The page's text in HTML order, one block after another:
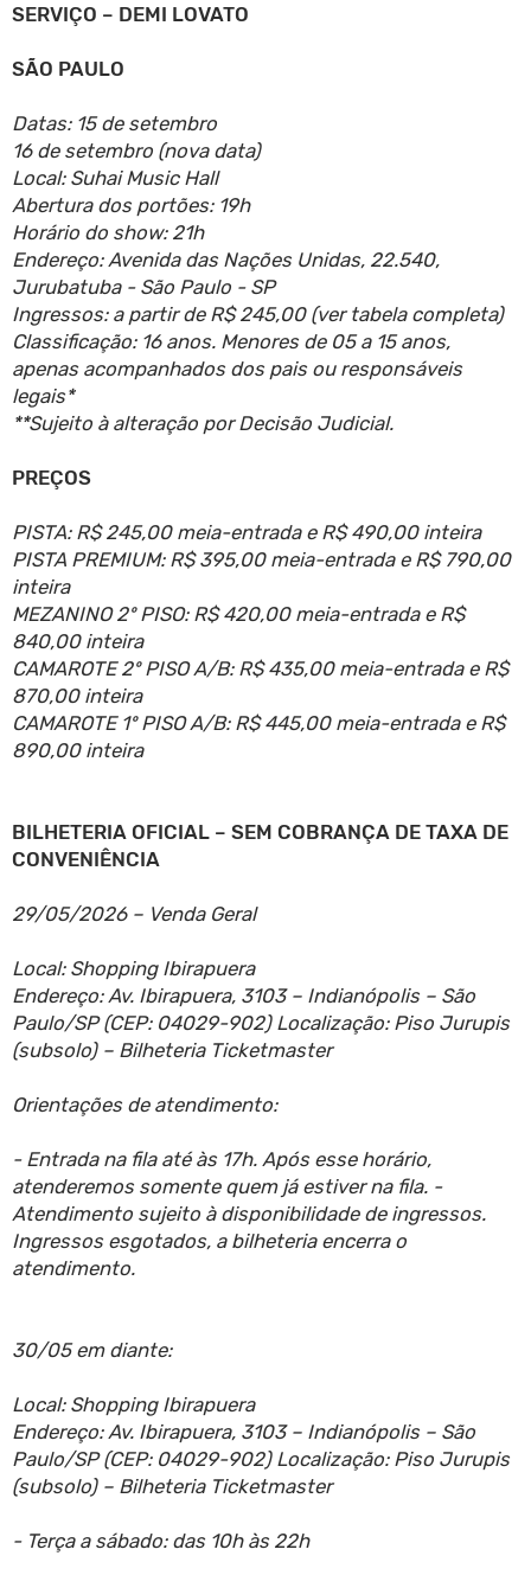
SERVIÇO – DEMI LOVATO
SÃO PAULO
Datas: 15 de setembro
16 de setembro (nova data)
Local: Suhai Music Hall
Abertura dos portões: 19h
Horário do show: 21h
Endereço: Avenida das Nações Unidas, 22.540,
Jurubatuba - São Paulo - SP
Ingressos: a partir de R$ 245,00 (ver tabela completa)
Classificação: 16 anos. Menores de 05 a 15 anos,
apenas acompanhados dos pais ou responsáveis
legais*
**Sujeito à alteração por Decisão Judicial.
PREÇOS
PISTA: R$ 245,00 meia-entrada e R$ 490,00 inteira
PISTA PREMIUM: R$ 395,00 meia-entrada e R$ 790,00
inteira
MEZANINO 2º PISO: R$ 420,00 meia-entrada e R$
840,00 inteira
CAMAROTE 2º PISO A/B: R$ 435,00 meia-entrada e R$
870,00 inteira
CAMAROTE 1º PISO A/B: R$ 445,00 meia-entrada e R$
890,00 inteira
BILHETERIA OFICIAL – SEM COBRANÇA DE TAXA DE
CONVENIÊNCIA
29/05/2026 – Venda Geral
Local: Shopping Ibirapuera
Endereço: Av. Ibirapuera, 3103 – Indianópolis – São
Paulo/SP (CEP: 04029-902) Localização: Piso Jurupis
(subsolo) – Bilheteria Ticketmaster
Orientações de atendimento:
- Entrada na fila até às 17h. Após esse horário,
atenderemos somente quem já estiver na fila. -
Atendimento sujeito à disponibilidade de ingressos.
Ingressos esgotados, a bilheteria encerra o
atendimento.
30/05 em diante:
Local: Shopping Ibirapuera
Endereço: Av. Ibirapuera, 3103 – Indianópolis – São
Paulo/SP (CEP: 04029-902) Localização: Piso Jurupis
(subsolo) – Bilheteria Ticketmaster
- Terça a sábado: das 10h às 22h